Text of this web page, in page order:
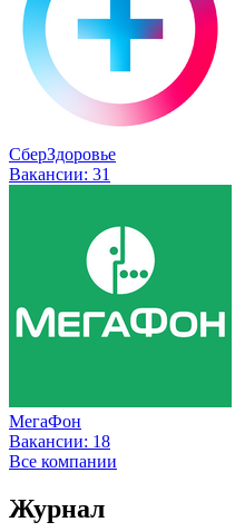
СберЗдоровье
Вакансии: 31
МегаФон
Вакансии: 18
Все компании
Журнал